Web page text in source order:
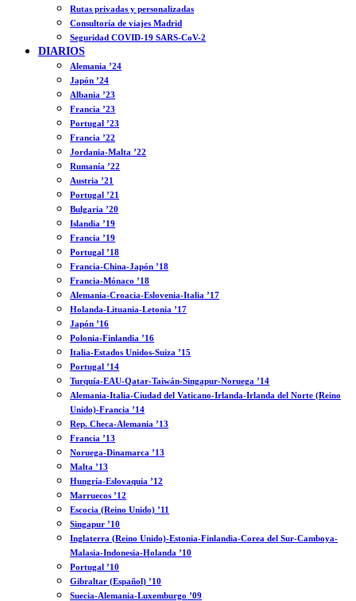
Rutas privadas y personalizadas
Consultoría de viajes Madrid
Seguridad COVID-19 SARS-CoV-2
DIARIOS
Alemania ’24
Japón ’24
Albania ’23
Francia ’23
Portugal ’23
Francia ’22
Jordania-Malta ’22
Rumanía ’22
Austria ’21
Portugal ’21
Bulgaria ’20
Islandia ’19
Francia ’19
Portugal ’18
Francia-China-Japón ’18
Francia-Mónaco ’18
Alemania-Croacia-Eslovenia-Italia ’17
Holanda-Lituania-Letonia ’17
Japón ’16
Polonia-Finlandia ’16
Italia-Estados Unidos-Suiza ’15
Portugal ’14
Turquía-EAU-Qatar-Taiwán-Singapur-Noruega ’14
Alemania-Italia-Ciudad del Vaticano-Irlanda-Irlanda del Norte (Reino
Unido)-Francia ’14
Rep. Checa-Alemania ’13
Francia ’13
Noruega-Dinamarca ’13
Malta ’13
Hungría-Eslovaquia ’12
Marruecos ’12
Escocia (Reino Unido) ’11
Singapur ’10
Inglaterra (Reino Unido)-Estonia-Finlandia-Corea del Sur-Camboya-
Malasia-Indonesia-Holanda ’10
Portugal ’10
Gibraltar (Español) ’10
Suecia-Alemania-Luxemburgo ’09